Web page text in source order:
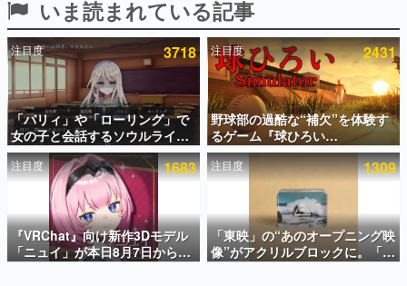
ピックアップ
電ファミのいま読まれている記事ランキング
アプリセール情報
インタビュー
連載・特集一覧
殿堂入り記事
SNS拡散数が数千以上！ ページビュー数万以上！ などな
ど。多くの人々に読まれた、電ファミ渾身の“殿堂入り”記
事をまとめました。
いま読まれている記事
注目度 3718
「パリィ」や「ローリング」で
女の子と会話するソウルライク
恋愛ゲーム『小早川さんはソウ
ルライク』無料公開。返事に失
敗すると「YOU DIED」
注目度 2431
野球部の過酷な“補欠”を体験す
るゲーム『球ひろい
Simulator』が「1件」のウィッ
シュリストをもとにチェコ語に
対応しSNSで話題に。『キング
ダム・カム』開発元やチェコの
プロ野球選手から称賛の声
注目度 1683
『VRChat』向け新作3Dモデル
「ニュイ」が本日8月7日から
BOOTHにて発売。瞳に光る星
注目度 1309
「東映」の“あのオープニング映
像”がアクリルブロックに。「東
映ヒストリカル グッズコレクシ